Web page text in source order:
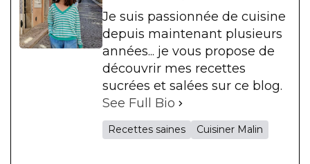
Je suis passionnée de cuisine
depuis maintenant plusieurs
années... je vous propose de
découvrir mes recettes
sucrées et salées sur ce blog.
See Full Bio
Recettes saines Cuisiner Malin